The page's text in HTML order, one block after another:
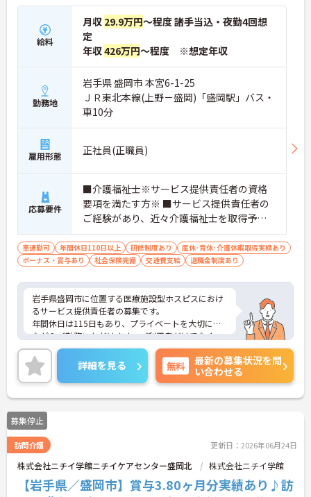
給料
月収 29.9万円～程度 諸手当込・夜勤4回想
定
年収426万円～程度 ※想定年収
勤務地
岩手県 盛岡市 本宮6-1-25
ＪＲ東北本線(上野－盛岡)「盛岡駅」バス・
車10分
雇用形態 正社員(正職員)
応募要件
■介護福祉士※サービス提供責任者の資格
要項を満たす方※ ■サービス提供責任者の
ご経験があり、近々介護福祉士を取得予定
の方 ■特養、訪問介護、老健、病院などで
介護の実務経験3年程度お持ちの方
車通勤可 年間休日110日以上 研修制度あり
産休･育休･介護休暇取得実績あり
ボーナス・賞与あり
社会保険完備 交通費支給 退職金制度あり
岩手県盛岡市に位置する医療施設型ホスピスにおけ
るサービス提供責任者の募集です。
年間休日は115日もあり、プライベートを大切にし
ながらご勤務いただけます。ご利用者だけでなく、
スタッフとも円滑にコミュニケーションをとれる方
を募集しています。
ご興味のある方には、面接対策ポイントなど、さら
に詳細をお話しいたしますのでお気軽にご相談くだ
さい！
詳細を見る 無料
最新の募集状況を問
い合わせる
募集停止
訪問介護 更新日：2026年06月24日
株式会社ニチイ学館ニチイケアセンター盛岡北 株式会社ニチイ学館
【岩手県／盛岡市】賞与3.80ヶ月分実績あり♪訪